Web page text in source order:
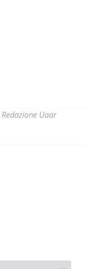
Redazione Uaar